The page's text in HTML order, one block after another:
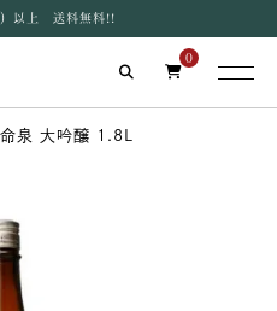
以上 送料無料!!
0
泉 大吟醸 1.8L